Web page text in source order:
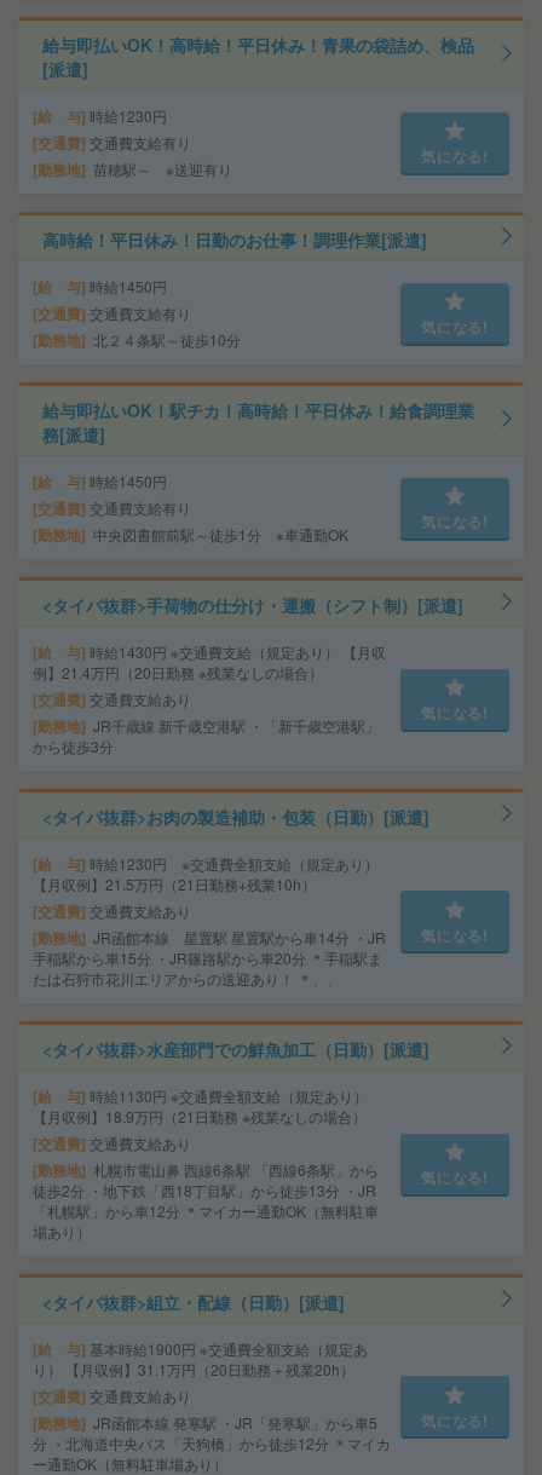
給与即払いOK！高時給！平日休み！青果の袋詰め、検品
[派遣]
給 与 時給1230円
交通費 交通費支給有り
勤務地 苗穂駅～ ※送迎有り
気になる!
高時給！平日休み！日勤のお仕事！調理作業[派遣]
給 与 時給1450円
交通費 交通費支給有り
勤務地 北２４条駅～徒歩10分
気になる!
給与即払いOK！駅チカ！高時給！平日休み！給食調理業
務[派遣]
給 与 時給1450円
交通費 交通費支給有り
勤務地 中央図書館前駅～徒歩1分 ※車通勤OK
気になる!
<タイパ抜群>手荷物の仕分け・運搬（シフト制）[派遣]
給 与 時給1430円 ※交通費支給（規定あり） 【月収
例】21.4万円（20日勤務 ※残業なしの場合）
交通費 交通費支給あり
勤務地 JR千歳線 新千歳空港駅 ・「新千歳空港駅」
から徒歩3分
気になる!
<タイパ抜群>お肉の製造補助・包装（日勤）[派遣]
給 与 時給1230円 ※交通費全額支給（規定あり）
【月収例】21.5万円（21日勤務+残業10h）
交通費 交通費支給あり
勤務地 JR函館本線 星置駅 星置駅から車14分 ・JR
手稲駅から車15分 ・JR篠路駅から車20分 ＊手稲駅ま
たは石狩市花川エリアからの送迎あり！ ＊、、
気になる!
<タイパ抜群>水産部門での鮮魚加工（日勤）[派遣]
給 与 時給1130円 ※交通費全額支給（規定あり）
【月収例】18.9万円（21日勤務 ※残業なしの場合）
交通費 交通費支給あり
勤務地 札幌市電山鼻 西線6条駅 「西線6条駅」から
徒歩2分 ・地下鉄「西18丁目駅」から徒歩13分 ・JR
「札幌駅」から車12分 ＊マイカー通勤OK（無料駐車
場あり）
気になる!
<タイパ抜群>組立・配線（日勤）[派遣]
給 与 基本時給1900円 ※交通費全額支給（規定あ
り） 【月収例】31.1万円（20日勤務＋残業20h）
交通費 交通費支給あり
勤務地 JR函館本線 発寒駅 ・JR「発寒駅」から車5
分 ・北海道中央バス「天狗橋」から徒歩12分 ＊マイカ
ー通勤OK（無料駐車場あり）
気になる!